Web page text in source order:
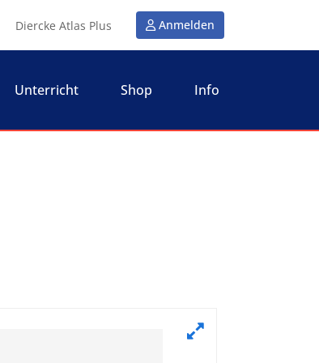
Diercke Atlas Plus Anmelden
Unterricht Shop Info